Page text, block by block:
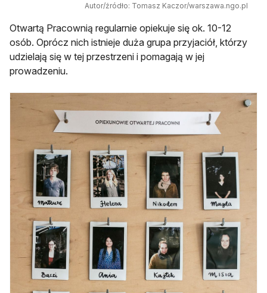
Autor/źródło: Tomasz Kaczor/warszawa.ngo.pl
Otwartą Pracownią regularnie opiekuje się ok. 10-12
osób. Oprócz nich istnieje duża grupa przyjaciół, którzy
udzielają się w tej przestrzeni i pomagają w jej
prowadzeniu.